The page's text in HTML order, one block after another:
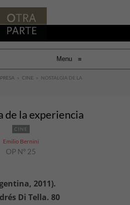
Menu ≡
» CINE » NOSTALGIA DE LA
de la experiencia
CINE
Emilio Bernini
OP N° 25
2011).
Di Tella. 80